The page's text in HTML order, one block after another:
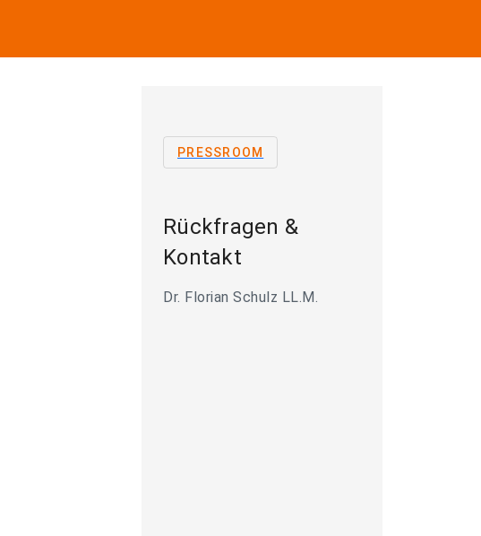
PRESSROOM
Rückfragen &
Kontakt
Dr. Florian Schulz LL.M.